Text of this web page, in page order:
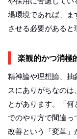
場環境であれば、
させる必要があると
楽観的かつ消極
精神論や理想論、
スにありがちなの
とがあります。「
でのやり方で間違
改善という「変革」